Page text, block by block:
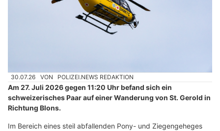
30.07.26 VON POLIZEI.NEWS REDAKTION
Am 27. Juli 2026 gegen 11:20 Uhr befand sich ein
schweizerisches Paar auf einer Wanderung von St. Gerold in
Richtung Blons.
Im Bereich eines steil abfallenden Pony- und Ziegengeheges